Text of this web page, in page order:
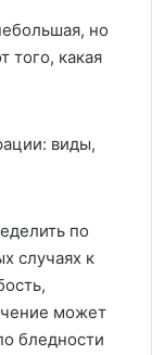
но
того, какая
по
случаях к
может
бледности